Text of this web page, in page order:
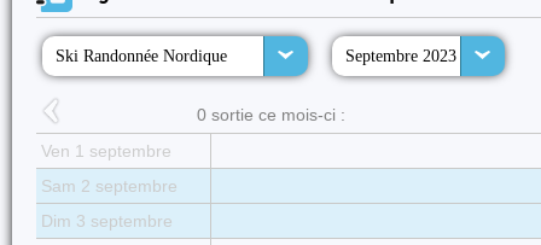
Ski Randonnée Nordique Septembre 2023
0 sortie ce mois-ci :
Ven 1 septembre
Sam 2 septembre
Dim 3 septembre